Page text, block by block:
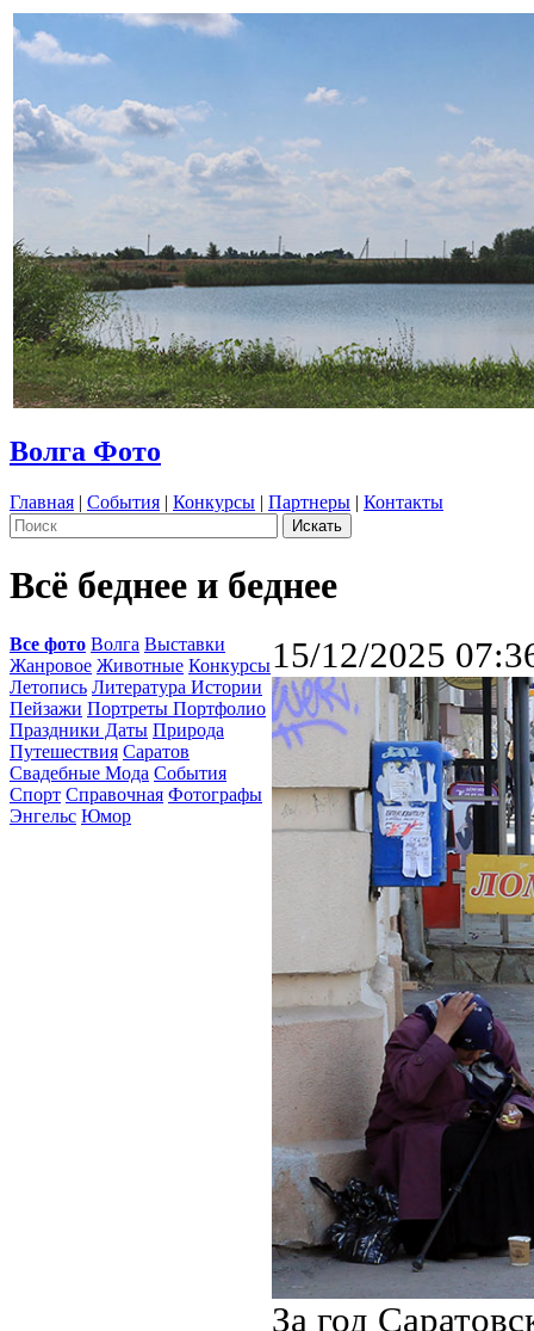
Волга Фото
Главная | События | Конкурсы | Партнеры | Контакты
Всё беднее и беднее
Все фото Волга Выставки
Жанровое Животные Конкурсы
Летопись Литература Истории
Пейзажи Портреты Портфолио
Праздники Даты Природа
Путешествия Саратов
Свадебные Мода События
Спорт Справочная Фотографы
Энгельс Юмор
15/12/2025
За год